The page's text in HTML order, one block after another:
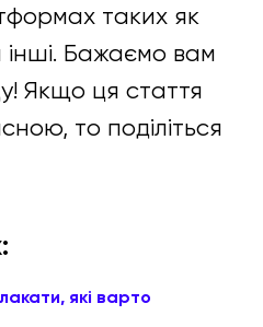
таких як
інші. Бажаємо вам
Якщо ця стаття
то поділіться
які варто